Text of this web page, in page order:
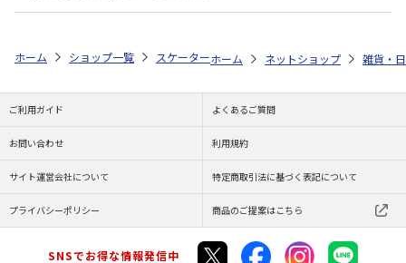
ホーム ショップ一覧 スケーター ベビーおもちゃ入れ いないいない
ホーム ネットショップ 雑貨・
ご利用ガイド よくあるご質問
お問い合わせ 利用規約
サイト運営会社について 特定商取引法に基づく表記について
プライバシーポリシー 商品のご提案はこちら
SNSでお得な情報発信中